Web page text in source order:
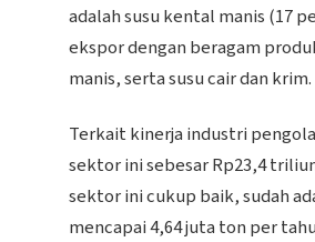
adalah susu kental manis (17
ekspor dengan beragam
manis, serta susu cair dan krim.
Terkait kinerja industri
sektor ini sebesar Rp23,4
sektor ini cukup baik, sudah
mencapai 4,64 juta ton per